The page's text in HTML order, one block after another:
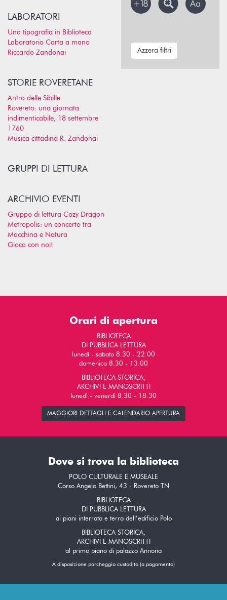
LABORATORI
Una tipografia in Biblioteca
Laboratorio Carta a mano
Riccardo Zandonai
STORIE ROVERETANE
Antro delle Sibille
Rovereto: una giornata
indimenticabile, 18 settembre
1760
Musica cittadina R. Zandonai
GRUPPI DI LETTURA
ARCHIVIO EVENTI
Gruppo di lettura Cozy Dragon
Metropolis: un concerto tra
Macchina e Natura
Gioca con noi!
Azzera filtri
Orari di apertura
BIBLIOTECA
DI PUBBLICA LETTURA
lunedì - sabato 8.30 - 22.00
domenica 8.30 - 13.00
BIBLIOTECA STORICA,
ARCHIVI E MANOSCRITTI
lunedì - venerdì 8.30 - 18.30
MAGGIORI DETTAGLI E CALENDARIO APERTURA
Dove si trova la biblioteca
POLO CULTURALE E MUSEALE
Corso Angelo Bettini, 43 - Rovereto TN
BIBLIOTECA
DI PUBBLICA LETTURA
ai piani interrato e terra dell’edificio Polo
BIBLIOTECA STORICA,
ARCHIVI E MANOSCRITTI
al primo piano di palazzo Annona
A disposizione parcheggio custodito (a pagamento)